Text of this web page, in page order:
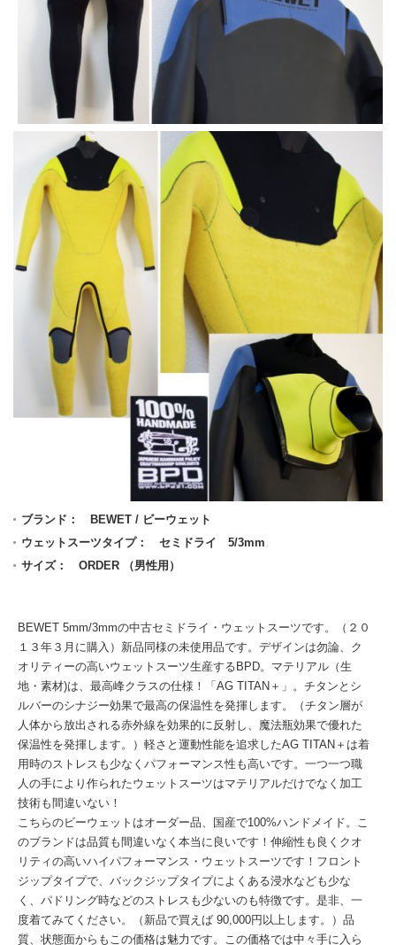
ブランド： BEWET / ビーウェット
ウェットスーツタイプ： セミドライ 5/3mm
サイズ： ORDER （男性用）
BEWET 5mm/3mmの中古セミドライ・ウェットスーツです。（２０
１３年３月に購入）新品同様の未使用品です。デザインは勿論、ク
オリティーの高いウェットスーツ生産するBPD。マテリアル（生
地・素材)は、最高峰クラスの仕様！「AG TITAN＋」。チタンとシ
ルバーのシナジー効果で最高の保温性を発揮します。（チタン層が
人体から放出される赤外線を効果的に反射し、魔法瓶効果で優れた
保温性を発揮します。）軽さと運動性能を追求したAG TITAN＋は着
用時のストレスも少なくパフォーマンス性も高いです。一つ一つ職
人の手により作られたウェットスーツはマテリアルだけでなく加工
技術も間違いない！
こちらのビーウェットはオーダー品、国産で100%ハンドメイド。こ
のブランドは品質も間違いなく本当に良いです！伸縮性も良くクオ
リティの高いハイパフォーマンス・ウェットスーツです！フロント
ジップタイプで、バックジップタイプによくある浸水なども少な
く、パドリング時などのストレスも少ないのも特徴です。是非、一
度着てみてください。（新品で買えば 90,000円以上します。）品
質、状態面からもこの価格は魅力です。この価格では中々手に入ら